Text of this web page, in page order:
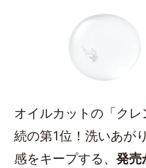
オイルカットの「ク
続の第1位！洗いあが
感をキープする、 発売